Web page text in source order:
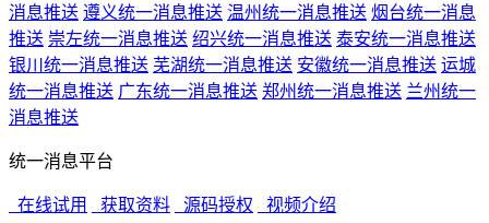
消息推送 遵义统一消息推送 温州统一消息推送 烟台统一消息
推送 崇左统一消息推送 绍兴统一消息推送 泰安统一消息推送
银川统一消息推送 芜湖统一消息推送 安徽统一消息推送 运城
统一消息推送 广东统一消息推送 郑州统一消息推送 兰州统一
消息推送
统一消息平台
在线试用 获取资料 源码授权 视频介绍